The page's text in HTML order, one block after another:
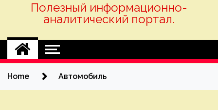
Полезный информационно-
аналитический портал.
Home Автомобиль